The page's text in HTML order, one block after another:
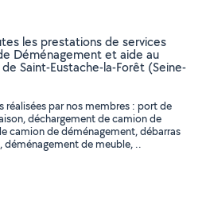
les prestations de services
Déménagement et aide au
Saint-Eustache-la-Forêt (Seine-
réalisées par nos membres : port de
déchargement de camion de
camion de déménagement, débarras
déménagement de meuble, ..